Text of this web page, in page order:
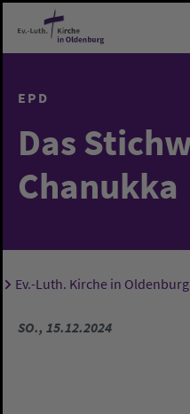
Zum Hauptinhalt springen
EPD
Das
Chanukka
Sie sind hier:
Ev.-Luth. Kirche in Oldenburg
SO., 15.12.2024